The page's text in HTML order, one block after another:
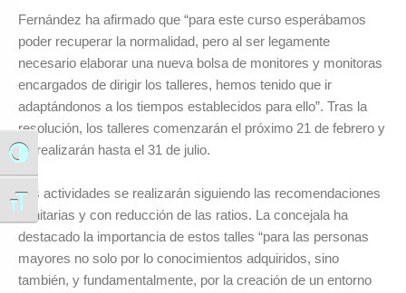
Alternar alto contraste
Alternar tamaño de letra
Fernández ha afirmado que “para este curso esperábamos
poder recuperar la normalidad, pero al ser legamente
necesario elaborar una nueva bolsa de monitores y monitoras
encargados de dirigir los talleres, hemos tenido que ir
adaptándonos a los tiempos establecidos para ello”. Tras la
resolución, los talleres comenzarán el próximo 21 de febrero y
se realizarán hasta el 31 de julio.
Las actividades se realizarán siguiendo las recomendaciones
sanitarias y con reducción de las ratios. La concejala ha
destacado la importancia de estos talles “para las personas
mayores no solo por lo conocimientos adquiridos, sino
también, y fundamentalmente, por la creación de un entorno